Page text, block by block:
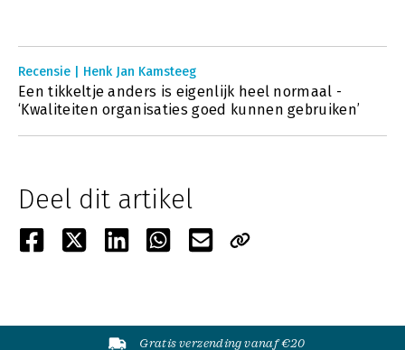
Recensie | Henk Jan Kamsteeg
Een tikkeltje anders is eigenlijk heel normaal -
‘Kwaliteiten organisaties goed kunnen gebruiken’
Deel dit artikel
Gratis verzending vanaf €20